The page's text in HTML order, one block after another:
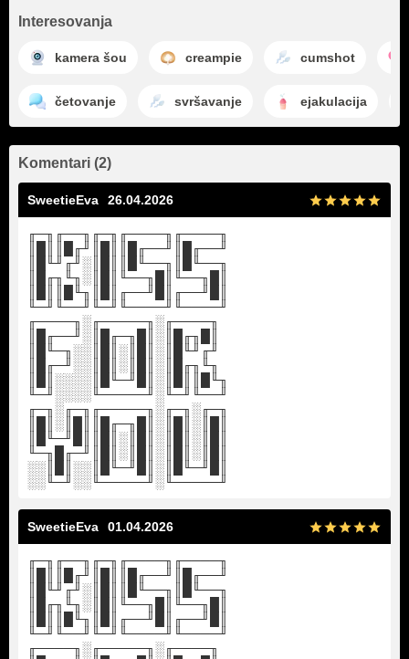
Interesovanja
kamera šou creampie cumshot
četovanje svršavanje ejakulacija
Komentari (2)
SweetieEva 26.04.2026
╓─╖╓──╖╓─╖╓────╖╓────╖
║█║║█╓╜║█║║█╓──╜║█╓──╜
║█╙╜╓╜░║█║║█╙──╖║█╙──╖
║█╓╖╙╖░║█║╙──╖█║╙──╖█║
║█║║█╙╖║█║╓──╜█║╓──╜█║
╙─╜╙──╜╙─╜╙────╜╙────╜
╓────╖░╓─────╖░╓────╖
║█╓──╜░║█╓─╖█║░║█╓╖█║
║█╙─╖░░║█║░║█║░║█╙╜╓╜
║█╓─╜░░║█║░║█║░║█╓╖╙╖
║█║░░░░║█╙─╜█║░║█║║█╙╖
╙─╜░░░░╙─────╜░╙─╜╙──╜
╓─╖░╓─╖╓─────╖░╓─╖░╓─╖
║█║░║█║║█╓─╖█║░║█║░║█║
║█╙─╜█║║█║░║█║░║█║░║█║
╙─╖█╓─╜║█║░║█║░║█║░║█║
░░║█║░░║█╙─╜█║░║█╙─╜█║
░░╙─╜░░╙─────╜░╙─────╜
SweetieEva 01.04.2026
╓─╖╓──╖╓─╖╓────╖╓────╖
║█║║█╓╜║█║║█╓──╜║█╓──╜
║█╙╜╓╜░║█║║█╙──╖║█╙──╖
║█╓╖╙╖░║█║╙──╖█║╙──╖█║
║█║║█╙╖║█║╓──╜█║╓──╜█║
╙─╜╙──╜╙─╜╙────╜╙────╜
╓────╖░╓─────╖░╓────╖